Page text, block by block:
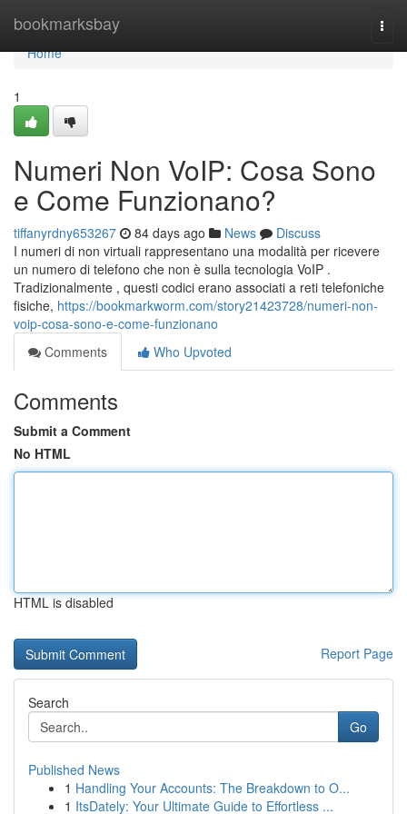
bookmarksbay
Home
Home
1
Numeri Non VoIP: Cosa Sono
e Come Funzionano?
tiffanyrdny653267 84 days ago News
Discuss
I numeri di non virtuali rappresentano una modalità per ricevere
un numero di telefono che non è sulla tecnologia VoIP .
Tradizionalmente , questi codici erano associati a reti telefoniche
fisiche, https://bookmarkworm.com/story21423728/numeri-non-
voip-cosa-sono-e-come-funzionano
Comments
Who Upvoted
Comments
Submit a Comment
No HTML
HTML is disabled
Report Page
Search
Go
Published News
1 Handling Your Accounts: The Breakdown to O...
1 ItsDately: Your Ultimate Guide to Effortless ...